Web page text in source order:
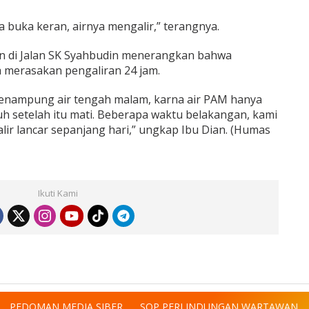
buka keran, airnya mengalir,” terangnya.
Jalan SK Syahbudin menerangkan bahwa
pengaliran 24 jam.
air tengah malam, karna air PAM hanya
setelah itu mati. Beberapa waktu belakangan, kami
lancar sepanjang hari,” ungkap Ibu Dian. (Humas
Ikuti Kami
PEDOMAN MEDIA SIBER SOP PERLINDUNGAN WARTAWAN